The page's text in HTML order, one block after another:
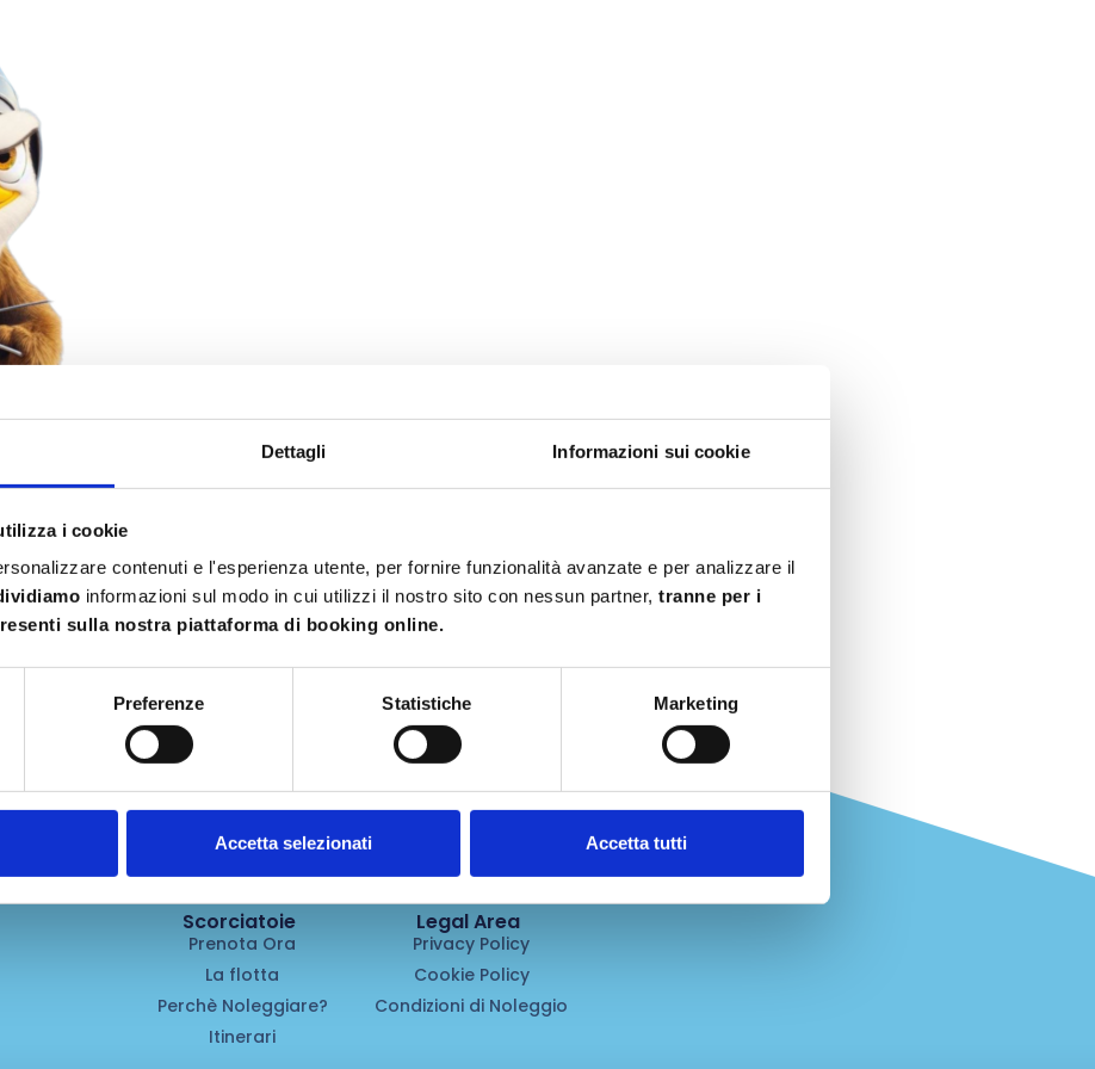
Dettagli Informazioni sui cookie
i cookie
contenuti e l'esperienza utente, per fornire funzionalità avanzate e per analizzare il
informazioni sul modo in cui utilizzi il nostro sito con nessun partner, tranne per i
sulla nostra piattaforma di booking online.
Preferenze Statistiche Marketing
Accetta selezionati Accetta tutti
Scorciatoie
Prenota Ora
La flotta
Perchè Noleggiare?
Itinerari
Legal Area
Privacy Policy
Cookie Policy
Condizioni di Noleggio